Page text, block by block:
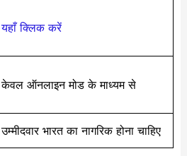
यहाँ क्लिक करें
केवल ऑनलाइन मोड के माध्यम से
उम्मीदवार भारत का नागरिक होना चाहिए